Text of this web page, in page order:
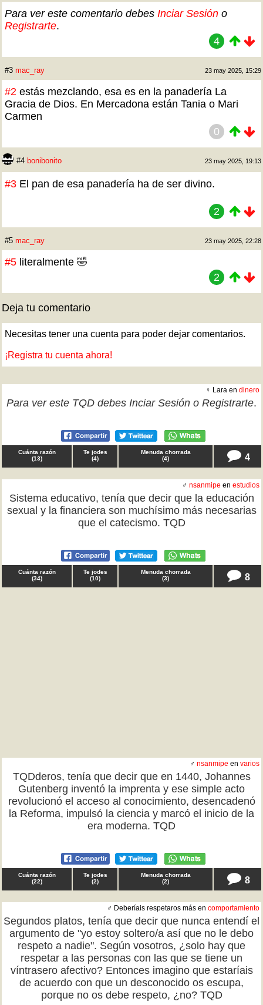
Para ver este comentario debes Inciar Sesión o
Registrarte.
4
#3 mac_ray 23 may 2025, 15:29
#2 estás mezclando, esa es en la panadería La
Gracia de Dios. En Mercadona están Tania o Mari
Carmen
0
#4 bonibonito 23 may 2025, 19:13
#3 El pan de esa panadería ha de ser divino.
2
#5 mac_ray 23 may 2025, 22:28
#5 literalmente 🤣
2
Deja tu comentario
Necesitas tener una cuenta para poder dejar comentarios.
¡Registra tu cuenta ahora!
♀ Lara en dinero
Para ver este TQD debes Inciar Sesión o Registrarte.
Cuánta razón
(13)
Te jodes
(4)
Menuda chorrada
(4) 4
♂ nsanmipe en estudios
Sistema educativo, tenía que decir que la educación
sexual y la financiera son muchísimo más necesarias
que el catecismo. TQD
Cuánta razón
(34)
Te jodes
(10)
Menuda chorrada
(3) 8
♂ nsanmipe en varios
TQDderos, tenía que decir que en 1440, Johannes
Gutenberg inventó la imprenta y ese simple acto
revolucionó el acceso al conocimiento, desencadenó
la Reforma, impulsó la ciencia y marcó el inicio de la
era moderna. TQD
Cuánta razón
(22)
Te jodes
(2)
Menuda chorrada
(2) 8
♂ Deberíais respetaros más en comportamiento
Segundos platos, tenía que decir que nunca entendí el
argumento de "yo estoy soltero/a así que no le debo
respeto a nadie". Según vosotros, ¿solo hay que
respetar a las personas con las que se tiene un
víntrasero afectivo? Entonces imagino que estaríais
de acuerdo con que un desconocido os escupa,
porque no os debe respeto, ¿no? TQD